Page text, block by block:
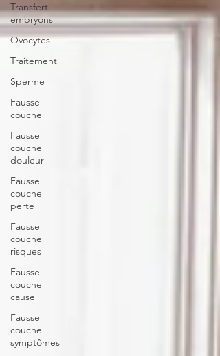
Transfert
embryons
Ovocytes
Traitement
Sperme
Fausse
couche
Fausse
couche
douleur
Fausse
couche
perte
Fausse
couche
risques
Fausse
couche
cause
Fausse
couche
symptômes